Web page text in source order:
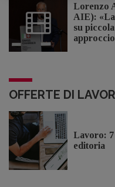
Lorenzo
AIE):
su
OFFERTE DI
Lavoro: 7
editoria